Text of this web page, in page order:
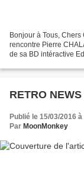
Bonjour à Tous,
rencontre Pierre
de sa BD intéractive
RETRO
Publié le 15/03/2016
Par MoonMonkey